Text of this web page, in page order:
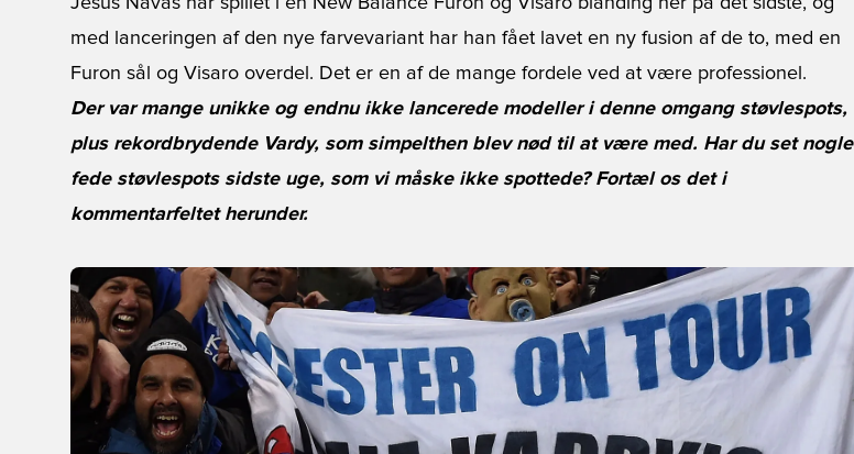
med lanceringen af den nye farvevariant har han fået lavet en ny fusion af de to, med en
Furon sål og Visaro overdel. Det er en af de mange fordele ved at være professionel.
Der var mange unikke og endnu ikke lancerede modeller i denne omgang støvlespots,
plus rekordbrydende Vardy, som simpelthen blev nød til at være med. Har du set nogle
fede støvlespots sidste uge, som vi måske ikke spottede? Fortæl os det i
kommentarfeltet herunder.